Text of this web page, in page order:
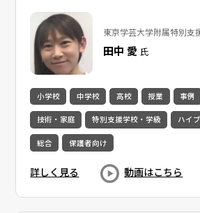
東京学芸大学附属特別支
田中 愛 氏
小学校 中学校 高校 授業 事例
技術・家庭 特別支援学校・学級 ハイ
総合 保護者向け
詳しく見る 動画はこちら